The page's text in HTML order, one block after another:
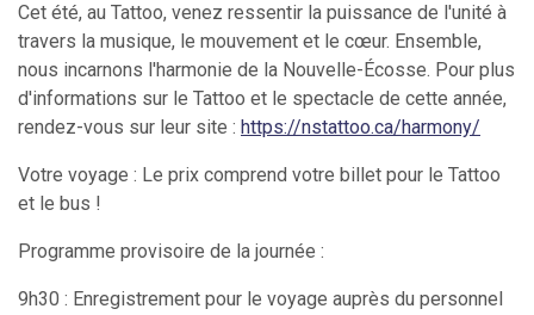
Cet été, au Tattoo, venez ressentir la puissance de l'unité à
travers la musique, le mouvement et le cœur. Ensemble,
nous incarnons l'harmonie de la Nouvelle-Écosse. Pour plus
d'informations sur le Tattoo et le spectacle de cette année,
rendez-vous sur leur site : https://nstattoo.ca/harmony/
Votre voyage : Le prix comprend votre billet pour le Tattoo
et le bus !
Programme provisoire de la journée :
9h30 : Enregistrement pour le voyage auprès du personnel